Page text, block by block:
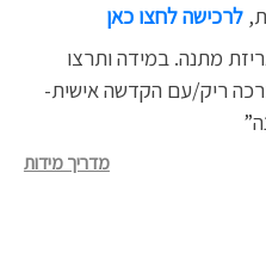
לרכישה לחצו כאן
מתנה. במידה ותרצו
ריק/עם הקדשה אישית-
מדריך מידות